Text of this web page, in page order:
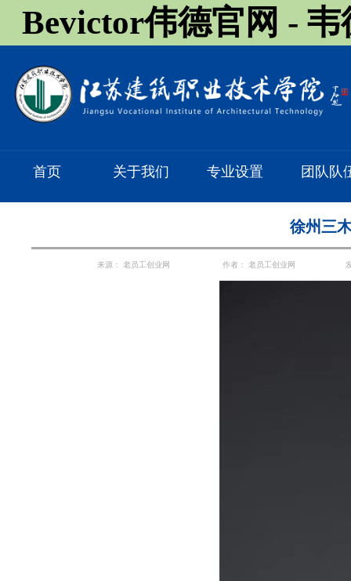
Bevictor伟德官网 -
首页 关于我们 专业设置 团队队
徐州三
来源： 老员工创业网 作者： 老员工创业网